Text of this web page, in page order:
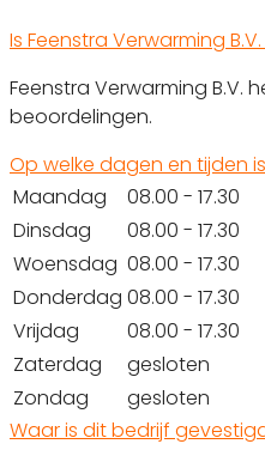
Is Feenstra Verwarming
Feenstra Verwarming B.V.
beoordelingen.
Op welke dagen en tijden
Maandag
08.00 - 17.30
Dinsdag
08.00 - 17.30
Woensdag 08.00 - 17.30
Donderdag 08.00 - 17.30
Vrijdag
08.00 - 17.30
Zaterdag
gesloten
Zondag
gesloten
Waar is dit bedrijf